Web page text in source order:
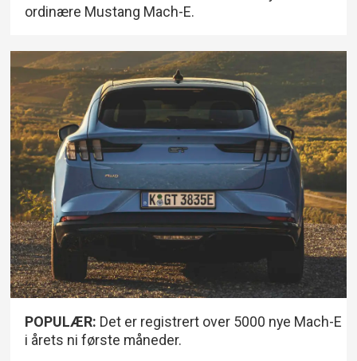
ordinære Mustang Mach-E.
POPULÆR: Det er registrert over 5000 nye Mach-E
i årets ni første måneder.